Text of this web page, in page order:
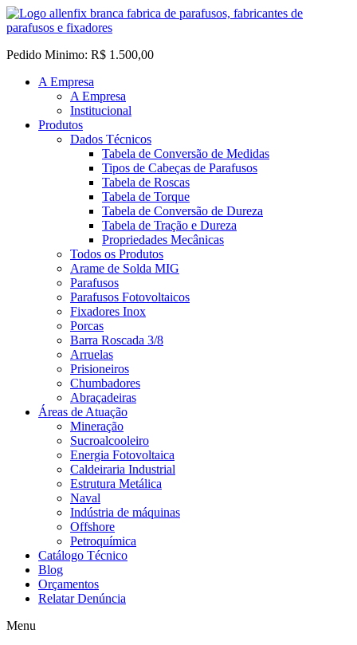
Pedido Minimo: R$ 1.500,00
A Empresa
A Empresa
Institucional
Produtos
Dados Técnicos
Tabela de Conversão de Medidas
Tipos de Cabeças de Parafusos
Tabela de Roscas
Tabela de Torque
Tabela de Conversão de Dureza
Tabela de Tração e Dureza
Propriedades Mecânicas
Todos os Produtos
Arame de Solda MIG
Parafusos
Parafusos Fotovoltaicos
Fixadores Inox
Porcas
Barra Roscada 3/8
Arruelas
Prisioneiros
Chumbadores
Abraçadeiras
Áreas de Atuação
Mineração
Sucroalcooleiro
Energia Fotovoltaica
Caldeiraria Industrial
Estrutura Metálica
Naval
Indústria de máquinas
Offshore
Petroquímica
Catálogo Técnico
Blog
Orçamentos
Relatar Denúncia
Menu